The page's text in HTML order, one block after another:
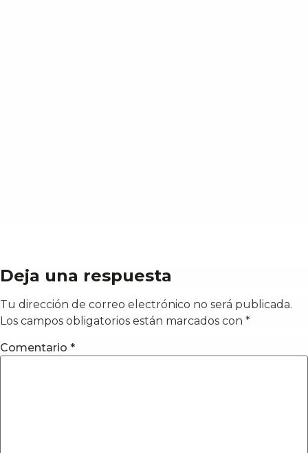
Deja una respuesta
Tu dirección de correo electrónico no será publicada.
Los campos obligatorios están marcados con *
Comentario *